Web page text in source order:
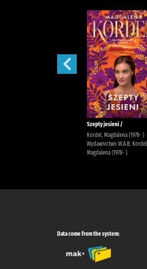
Szepty jesieni /
Kordel, Magdalena (1978- )
Wydawnictwo W.A.B. Kordel,
Magdalena (1978- ).
Data come from the system: